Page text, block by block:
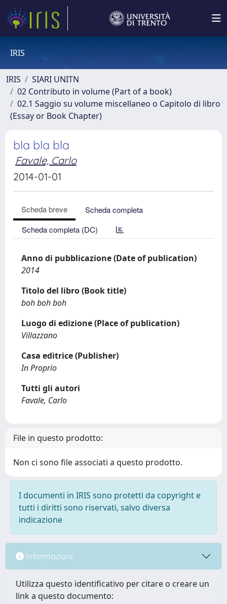
IRIS
IRIS
SIARI UNITN
02 Contributo in volume (Part of a book)
02.1 Saggio su volume miscellaneo o Capitolo di libro
(Essay or Book Chapter)
bla bla bla
Favale, Carlo
2014-01-01
Scheda breve
Scheda completa
Scheda completa (DC)
Anno di pubblicazione (Date of publication)
2014
Titolo del libro (Book title)
boh boh boh
Luogo di edizione (Place of publication)
Villazzano
Casa editrice (Publisher)
In Proprio
Tutti gli autori
Favale, Carlo
File in questo prodotto:
Non ci sono file associati a questo prodotto.
I documenti in IRIS sono protetti da copyright e
tutti i diritti sono riservati, salvo diversa
indicazione
Informazioni
Utilizza questo identificativo per citare o creare un
link a questo documento: